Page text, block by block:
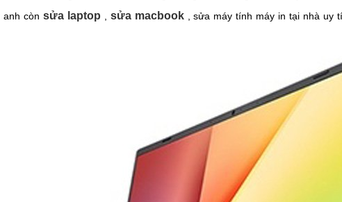
anh cònsửa laptop sửa macbook, sửa máy tính máy in tại nhà uy